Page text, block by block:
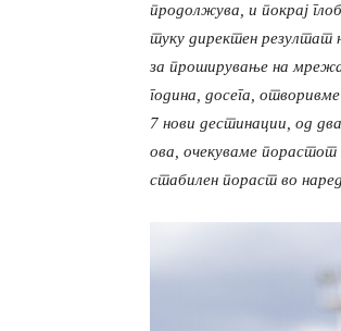
продолжува, и покрај
туку директен резултат
за проширување на
година досега
7 нови дестинации, од
ова, очекуваме порастот
стабилен пораст во